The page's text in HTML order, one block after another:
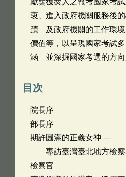
獻獎獲奬人之報考國家考
衷、進入政府機關服務後
蹟，及政府機關的工作環
價值等，以呈現國家考試
涵，並深掘國家考選的方向
目次
院長序
部長序
期許圓滿的正義女神 —
專訪臺灣臺北地方檢察
檢察官